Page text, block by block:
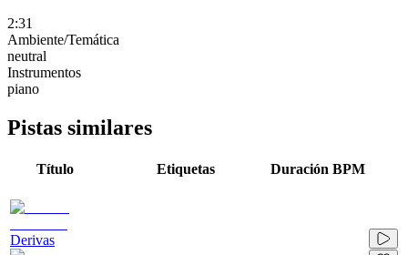
2:31
Ambiente/Temática
neutral
Instrumentos
piano
Pistas similares
Título Etiquetas Duración BPM
Derivas